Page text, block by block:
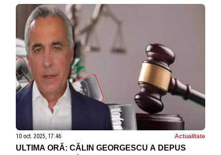
10 oct. 2025, 17:46 Actualitate
ULTIMA ORĂ: CĂLIN GEORGESCU A DEPUS